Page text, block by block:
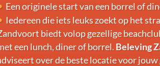
Een originele start van een borrel of
Iedereen die iets leuks zoekt op het
biedt volop gezellige
een lunch, diner of borrel. Beleving
over de beste locatie voor